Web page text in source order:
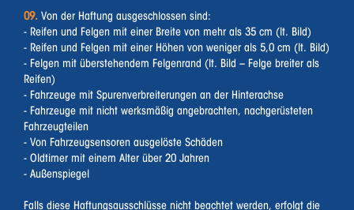
09. Von der Haftung ausgeschlossen sind:
- Reifen und Felgen mit einer Breite von mehr als 35 cm (lt. Bild)
- Reifen und Felgen mit einer Höhen von weniger als 5,0 cm (lt. Bild)
- Felgen mit überstehendem Felgenrand (lt. Bild – Felge breiter als
Reifen)
- Fahrzeuge mit Spurenverbreiterungen an der Hinterachse
- Fahrzeuge mit nicht werksmäßig angebrachten, nachgerüsteten
Fahrzeugteilen
- Von Fahrzeugsensoren ausgelöste Schäden
- Oldtimer mit einem Alter über 20 Jahren
- Außenspiegel
Falls diese Haftungsausschlüsse nicht beachtet werden, erfolgt die